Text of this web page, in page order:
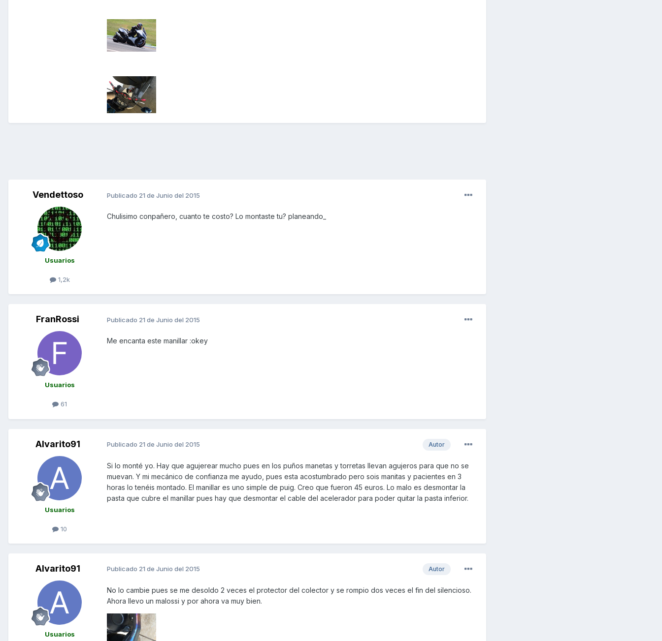
Vendettoso
Usuarios
1,2k
Publicado 21 de Junio del 2015
Chulisimo conpañero, cuanto te costo? Lo montaste tu? planeando_
FranRossi
Usuarios
61
Publicado 21 de Junio del 2015
Me encanta este manillar :okey
Alvarito91
Usuarios
10
Autor
Publicado 21 de Junio del 2015
Si lo monté yo. Hay que agujerear mucho pues en los puños manetas y torretas llevan agujeros para que no se
muevan. Y mi mecánico de confianza me ayudo, pues esta acostumbrado pero sois manitas y pacientes en 3
horas lo tenéis montado. El manillar es uno simple de puig. Creo que fueron 45 euros. Lo malo es desmontar la
pasta que cubre el manillar pues hay que desmontar el cable del acelerador para poder quitar la pasta inferior.
Alvarito91
Usuarios
Autor
Publicado 21 de Junio del 2015
No lo cambie pues se me desoldo 2 veces el protector del colector y se rompio dos veces el fin del silencioso.
Ahora llevo un malossi y por ahora va muy bien.